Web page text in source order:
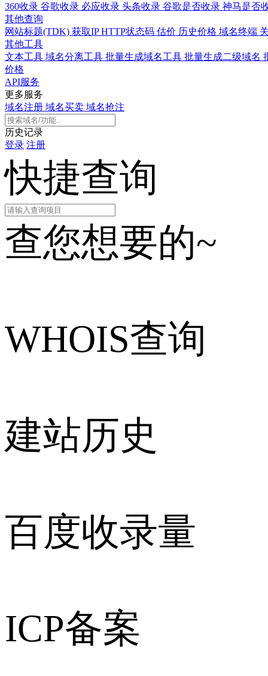
360收录 谷歌收录 必应收录 头条收录 谷歌是否收录 神马是否
其他查询
网站标题(TDK) 获取IPHTTP状态码 估价 历史价格 域名终端
其他工具
文本工具 域名分离工具 批量生成域名工具 批量生成二级域名
价格
API服务
更多服务
域名注册 域名买卖 域名抢注
历史记录
登录 注册
快捷查询
查您想要的~
WHOIS查询
建站历史
百度收录量
ICP备案